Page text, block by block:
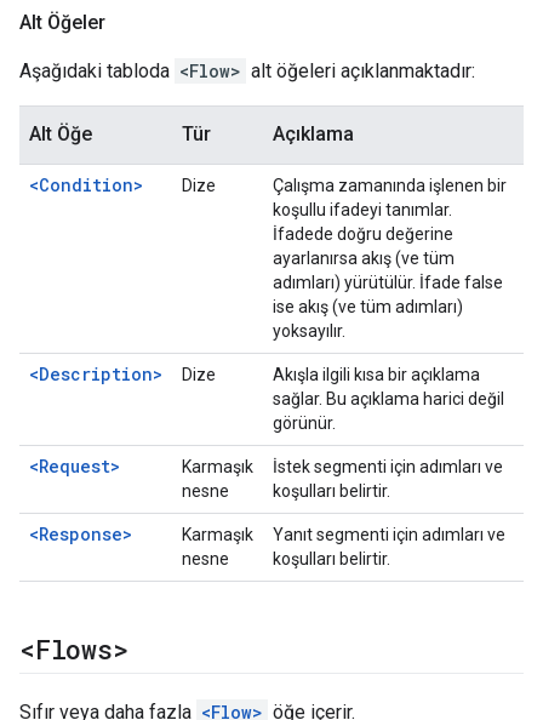
Alt Öğeler
Aşağıdaki tabloda <Flow> alt öğeleri açıklanmaktadır:
Alt Öğe Tür Açıklama
<Condition> Dize
Çalışma zamanında işlenen bir
koşullu ifadeyi tanımlar.
İfadede doğru değerine
ayarlanırsa akış (ve tüm
adımları) yürütülür. İfade false
ise akış (ve tüm adımları)
yoksayılır.
<Description> Dize
Akışla ilgili kısa bir açıklama
sağlar. Bu açıklama harici değil
görünür.
<Request>
Karmaşık
nesne
İstek segmenti için adımları ve
koşulları belirtir.
<Response>
Karmaşık
nesne
Yanıt segmenti için adımları ve
koşulları belirtir.
<Flows>
Sıfır veya daha fazla <Flow> öğe içerir.